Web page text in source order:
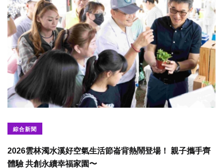
綜合新聞
2026雲林濁水溪好空氣生活節崙背熱鬧登場！ 親子攜手齊
體驗 共創永續幸福家園〜